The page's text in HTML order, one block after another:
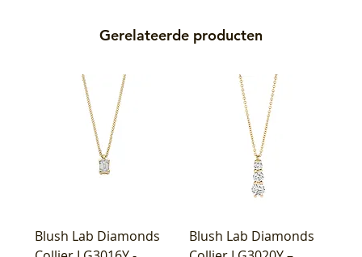
Gerelateerde producten
Blush Lab Diamonds
Blush Lab Diamonds